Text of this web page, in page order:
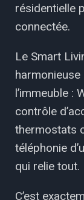
résidentielle
connectée.
Le Smart
l’immeuble :
contrôle
thermostats
téléphonie
qui relie tout.
C’est